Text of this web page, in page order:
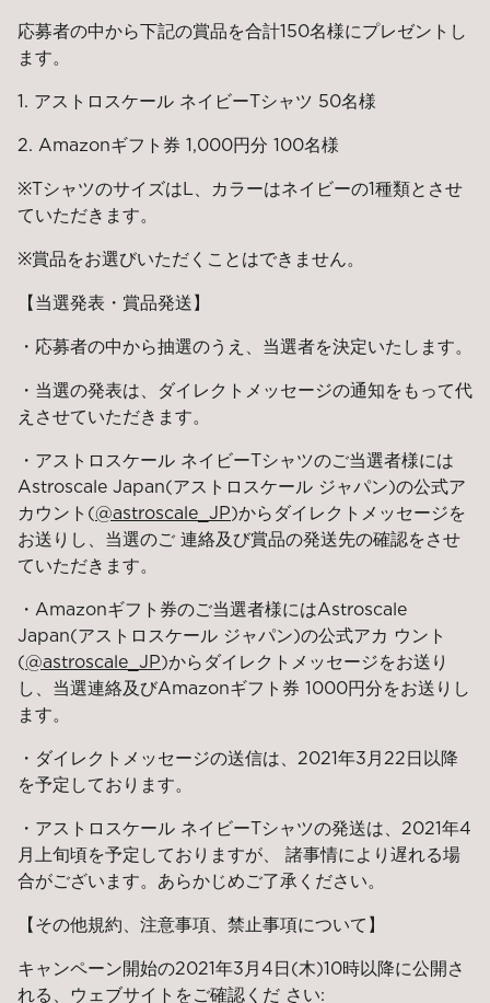
応募者の中から下記の賞品を合計150名様にプレゼントし
ます。
1. アストロスケール ネイビーTシャツ 50名様
2. Amazonギフト券 1,000円分 100名様
※TシャツのサイズはL、カラーはネイビーの1種類とさせ
ていただきます。
※賞品をお選びいただくことはできません。
【当選発表・賞品発送】
・応募者の中から抽選のうえ、当選者を決定いたします。
・当選の発表は、ダイレクトメッセージの通知をもって代
えさせていただきます。
・アストロスケール ネイビーTシャツのご当選者様には
Astroscale Japan(アストロスケール ジャパン)の公式ア
カウント(@astroscale_JP)からダイレクトメッセージを
お送りし、当選のご 連絡及び賞品の発送先の確認をさせ
ていただきます。
・Amazonギフト券のご当選者様にはAstroscale
Japan(アストロスケール ジャパン)の公式アカ ウント
(@astroscale_JP)からダイレクトメッセージをお送り
し、当選連絡及びAmazonギフト券 1000円分をお送りし
ます。
・ダイレクトメッセージの送信は、2021年3月22日以降
を予定しております。
・アストロスケール ネイビーTシャツの発送は、2021年4
月上旬頃を予定しておりますが、 諸事情により遅れる場
合がございます。あらかじめご了承ください。
【その他規約、注意事項、禁止事項について】
キャンペーン開始の2021年3月4日(木)10時以降に公開さ
れる、ウェブサイトをご確認くだ さい: